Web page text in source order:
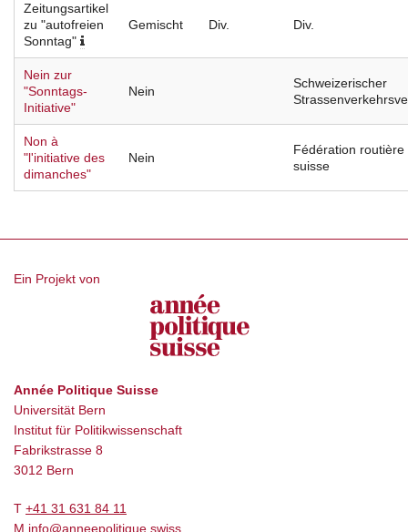
Zeitungsartikel
zu "autofreien
Sonntag"
Gemischt Div. Div.
Nein zur
"Sonntags-
Initiative"
Nein
Schweizerischer
Non à
"l'initiative des
dimanches"
Nein
Fédération routière
suisse
Ein Projekt von
Année Politique Suisse
Universität Bern
Institut für Politikwissenschaft
Fabrikstrasse 8
3012 Bern
T +41 31 631 84 11
M info@anneepolitique.swiss